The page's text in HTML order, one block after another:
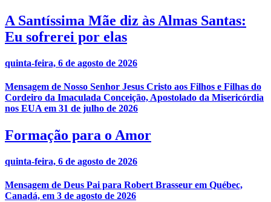
A Santíssima Mãe diz às Almas Santas:
Eu sofrerei por elas
quinta-feira, 6 de agosto de 2026
Mensagem de Nosso Senhor Jesus Cristo aos Filhos e Filhas do
Cordeiro da Imaculada Conceição, Apostolado da Misericórdia
nos EUA em 31 de julho de 2026
Formação para o Amor
quinta-feira, 6 de agosto de 2026
Mensagem de Deus Pai para Robert Brasseur em Québec,
Canadá, em 3 de agosto de 2026